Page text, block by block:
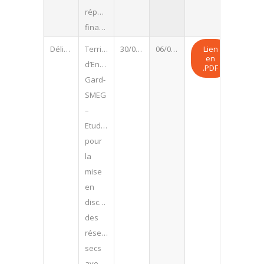
répartition
financière.
Délibération
Territoire
d’Energie
Gard-
SMEG
–
Etudes
pour
la
mise
en
discrétion
des
réseaux
secs
30/06/2026 06/07/2026
Lien
en
.PDF